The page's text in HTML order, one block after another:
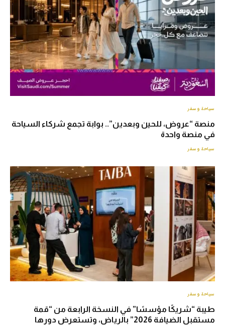
سياحة وسفر
منصة “عروض، للحين وبعدين”.. بوابة تجمع شركاء السياحة
في منصة واحدة
سياحة وسفر
سياحة وسفر
طيبة “شريكًا مؤسسًا” في النسخة الرابعة من “قمة
مستقبل الضيافة 2026” بالرياض، وتستعرض دورها